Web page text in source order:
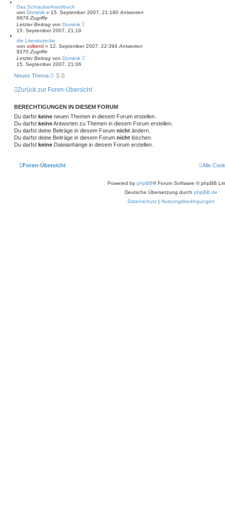
Das Schrauberhandbuch
von Dominik » 15. September 2007, 21:180 Antworten
6879 Zugriffe
Letzter Beitrag von Dominik
15. September 2007, 21:18
die Literaturecke
von volkerxl » 12. September 2007, 22:394 Antworten
9370 Zugriffe
Letzter Beitrag von Dominik
15. September 2007, 21:06
Neues Thema
Zurück zur Foren-Übersicht
BERECHTIGUNGEN IN DIESEM FORUM
Du darfst keine neuen Themen in diesem Forum erstellen.
Du darfst keineAntworten zu Themen in diesem Forum erstellen.
Du darfst deine Beiträge in diesem Forum nicht ändern.
Du darfst deine Beiträge in diesem Forum nicht löschen.
Du darfst keine Dateianhänge in diesem Forum erstellen.
Foren-Übersicht Alle
Powered by phpBB® Forum Software © phpBB
Deutsche Übersetzung durch phpBB.de
Datenschutz | Nutzungsbedingungen